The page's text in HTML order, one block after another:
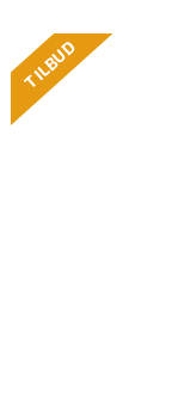
TILBUD